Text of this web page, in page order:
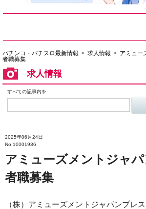
パチンコ・パチスロ最新情報 求人情報
アミュー
者職募集
求人情報
すべての記事内を
2025年06月24日
No.10001936
アミューズメントジャ
者職募集
（株）アミューズメントジャパンプレ